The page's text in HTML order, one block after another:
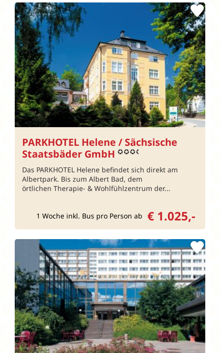
PARKHOTEL Helene / Sächsische
Staatsbäder GmbH
Das PARKHOTEL Helene befindet sich direkt am
Albertpark. Bis zum Albert Bad, dem
örtlichen Therapie- & Wohlfühlzentrum der...
1 Woche inkl. Bus pro Person ab € 1.025,-